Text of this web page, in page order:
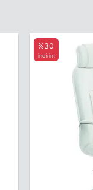
%30
indirim